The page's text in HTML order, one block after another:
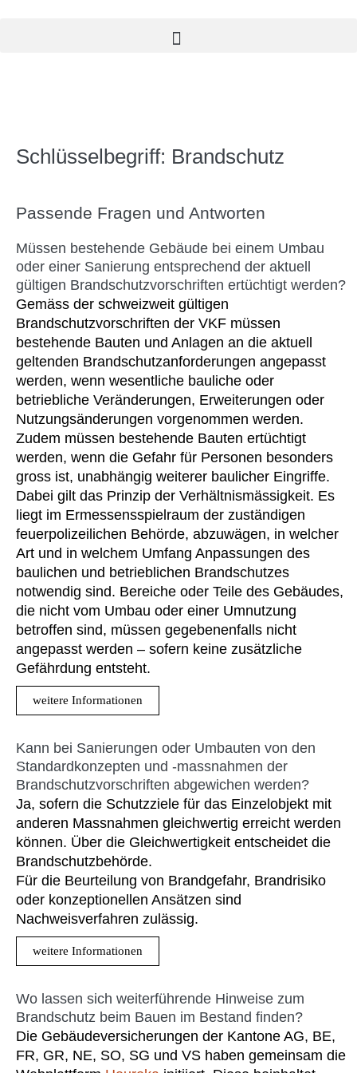
Schlüsselbegriff: Brandschutz
Passende Fragen und Antworten
Müssen bestehende Gebäude bei einem Umbau
oder einer Sanierung entsprechend der aktuell
gültigen Brandschutzvorschriften ertüchtigt werden?
Gemäss der schweizweit gültigen
Brandschutzvorschriften der VKF müssen
bestehende Bauten und Anlagen an die aktuell
geltenden Brandschutzanforderungen angepasst
werden, wenn wesentliche bauliche oder
betriebliche Veränderungen, Erweiterungen oder
Nutzungsänderungen vorgenommen werden.
Zudem müssen bestehende Bauten ertüchtigt
werden, wenn die Gefahr für Personen besonders
gross ist, unabhängig weiterer baulicher Eingriffe.
Dabei gilt das Prinzip der Verhältnismässigkeit. Es
liegt im Ermessensspielraum der zuständigen
feuerpolizeilichen Behörde, abzuwägen, in welcher
Art und in welchem Umfang Anpassungen des
baulichen und betrieblichen Brandschutzes
notwendig sind. Bereiche oder Teile des Gebäudes,
die nicht vom Umbau oder einer Umnutzung
betroffen sind, müssen gegebenenfalls nicht
angepasst werden – sofern keine zusätzliche
Gefährdung entsteht.
weitere Informationen
Kann bei Sanierungen oder Umbauten von den
Standardkonzepten und -massnahmen der
Brandschutzvorschriften abgewichen werden?
Ja, sofern die Schutzziele für das Einzelobjekt mit
anderen Massnahmen gleichwertig erreicht werden
können. Über die Gleichwertigkeit entscheidet die
Brandschutzbehörde.
Für die Beurteilung von Brandgefahr, Brandrisiko
oder konzeptionellen Ansätzen sind
Nachweisverfahren zulässig.
weitere Informationen
Wo lassen sich weiterführende Hinweise zum
Brandschutz beim Bauen im Bestand finden?
Die Gebäudeversicherungen der Kantone AG, BE,
FR, GR, NE, SO, SG und VS haben gemeinsam die